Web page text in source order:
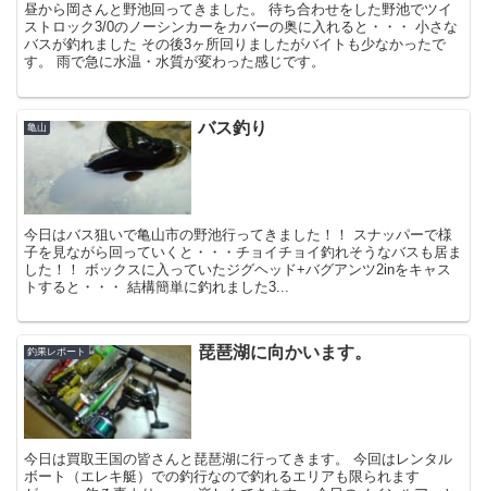
昼から岡さんと野池回ってきました。 待ち合わせをした野池でツイ
ストロック3/0のノーシンカーをカバーの奥に入れると・・・ 小さな
バスが釣れました その後3ヶ所回りましたがバイトも少なかったで
す。 雨で急に水温・水質が変わった感じです。
亀山 バス釣り
今日はバス狙いで亀山市の野池行ってきました！！ スナッパーで様
子を見ながら回っていくと・・・チョイチョイ釣れそうなバスも居ま
した！！ ボックスに入っていたジグヘッド+バグアンツ2inをキャス
トすると・・・ 結構簡単に釣れました3...
釣果レポート 琵琶湖に向かいます。
今日は買取王国の皆さんと琵琶湖に行ってきます。 今回はレンタル
ボート（エレキ艇）での釣行なので釣れるエリアも限られます